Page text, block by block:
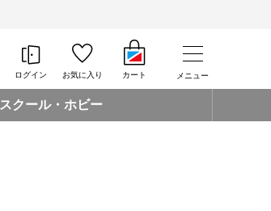
ログイン お気に入り カート メニュー
スクール・ホビー